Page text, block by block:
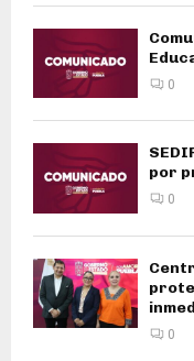
0
por
0
0